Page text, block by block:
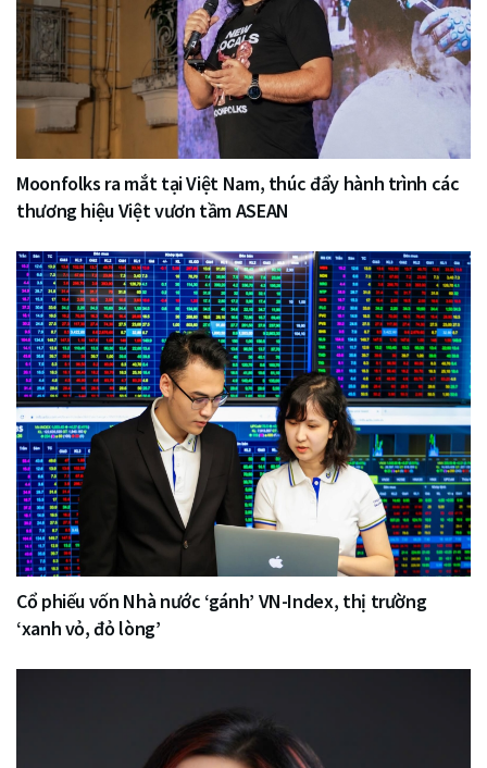
Moonfolks ra mắt tại Việt Nam, thúc đẩy hành trình các
thương hiệu Việt vươn tầm ASEAN
Cổ phiếu vốn Nhà nước ‘gánh’ VN-Index, thị trường
‘xanh vỏ, đỏ lòng’